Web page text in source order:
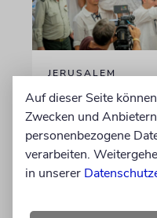
JERUSALEM
Großeltern
Theodor
ist erfüllt
Die Überreste von
Begründers und
Auf dieser Seite
Zwecken und
personenbezogene
verarbeiten.
in unserer